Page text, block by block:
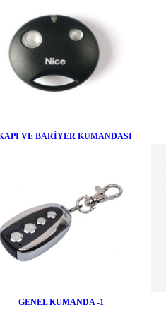
VE BARİYER KUMANDASI
GENEL KUMANDA -1